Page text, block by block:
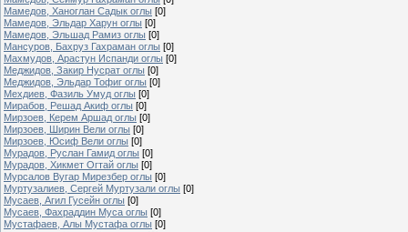
Мамедов, Ханоглан Садык оглы [0]
Мамедов, Эльдар Харун оглы [0]
Мамедов, Эльшад Рамиз оглы [0]
Мансуров, Бахруз Гахраман оглы [0]
Махмудов, Арастун Испанди оглы [0]
Меджидов, Закир Нусрат оглы [0]
Меджидов, Эльдар Тофиг оглы [0]
Мехдиев, Фазиль Умуд оглы [0]
Мирабов, Решад Акиф оглы [0]
Мирзоев, Керем Аршад оглы [0]
Мирзоев, Ширин Вели оглы [0]
Мирзоев, Юсиф Вели оглы [0]
Мурадов, Руслан Гамид оглы [0]
Мурадов, Хикмет Огтай оглы [0]
Мурсалов Вугар Мирезбер оглы [0]
Муртузалиев, Сергей Муртузали оглы [0]
Мусаев, Агил Гусейн оглы [0]
Мусаев, Фахраддин Муса оглы [0]
Мустафаев, Алы Мустафа оглы [0]